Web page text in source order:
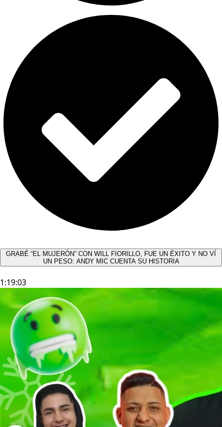
GRABÉ “EL MUJERÓN” CON WILL FIORILLO, FUE UN ÉXITO Y NO VÍ
UN PESO: ANDY MIC CUENTA SU HISTORIA
1:19:03